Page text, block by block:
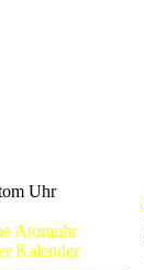
Uhr
Atomuhr
Kalender